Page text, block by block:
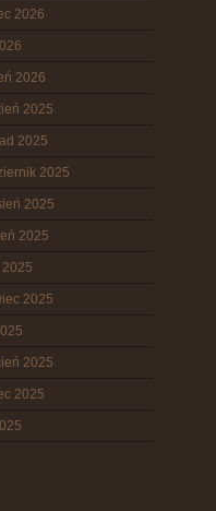
2026
2026
2025
2025
2025
2025
2025
2025
2025
2025
2025